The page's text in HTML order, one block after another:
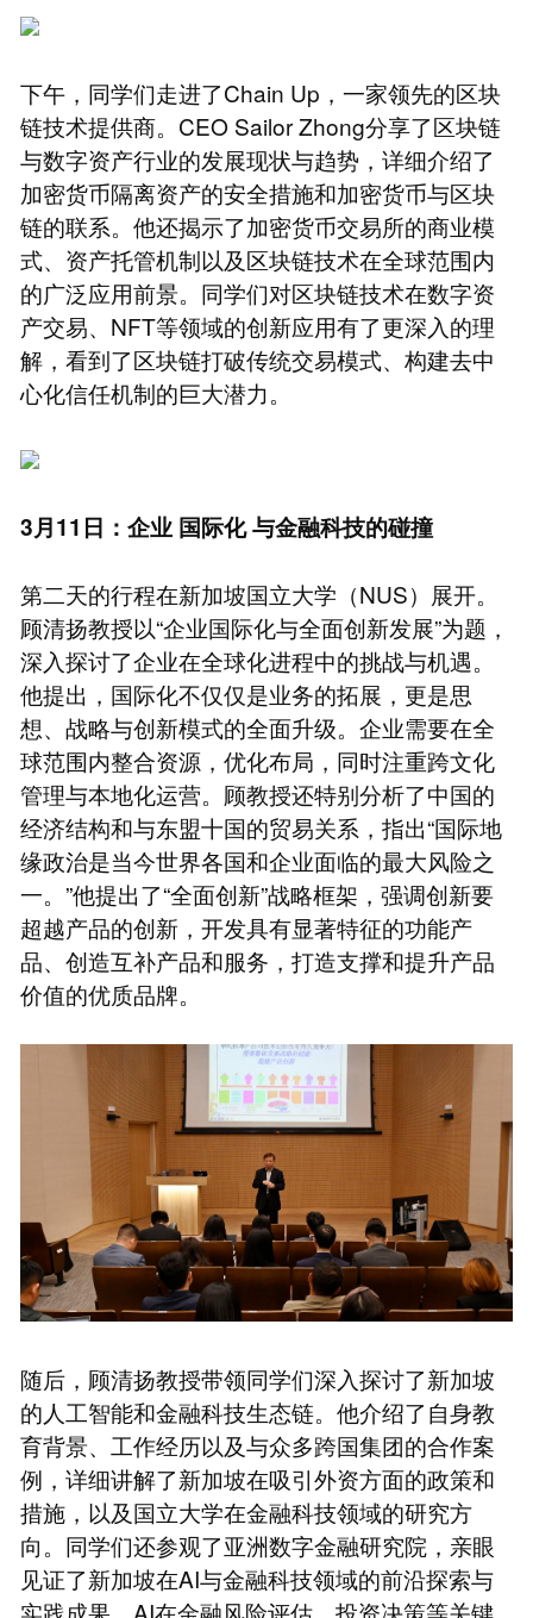
下午，同学们走进了Chain Up，一家领先的区块
链技术提供商。CEO Sailor Zhong分享了区块链
与数字资产行业的发展现状与趋势，详细介绍了
加密货币隔离资产的安全措施和加密货币与区块
链的联系。他还揭示了加密货币交易所的商业模
式、资产托管机制以及区块链技术在全球范围内
的广泛应用前景。同学们对区块链技术在数字资
产交易、NFT等领域的创新应用有了更深入的理
解，看到了区块链打破传统交易模式、构建去中
心化信任机制的巨大潜力。
3月11日：企业 国际化与金融科技的碰撞
第二天的行程在新加坡国立大学（NUS）展开。
顾清扬教授以“企业国际化与全面创新发展”为题，
深入探讨了企业在全球化进程中的挑战与机遇。
他提出，国际化不仅仅是业务的拓展，更是思
想、战略与创新模式的全面升级。企业需要在全
球范围内整合资源，优化布局，同时注重跨文化
管理与本地化运营。顾教授还特别分析了中国的
经济结构和与东盟十国的贸易关系，指出“国际地
缘政治是当今世界各国和企业面临的最大风险之
一。”他提出了“全面创新”战略框架，强调创新要
超越产品的创新，开发具有显著特征的功能产
品、创造互补产品和服务，打造支撑和提升产品
价值的优质品牌。
随后，顾清扬教授带领同学们深入探讨了新加坡
的人工智能和金融科技生态链。他介绍了自身教
育背景、工作经历以及与众多跨国集团的合作案
例，详细讲解了新加坡在吸引外资方面的政策和
措施，以及国立大学在金融科技领域的研究方
向。同学们还参观了亚洲数字金融研究院，亲眼
见证了新加坡在AI与金融科技领域的前沿探索与
实践成果。AI在金融风险评估、投资决策等关键